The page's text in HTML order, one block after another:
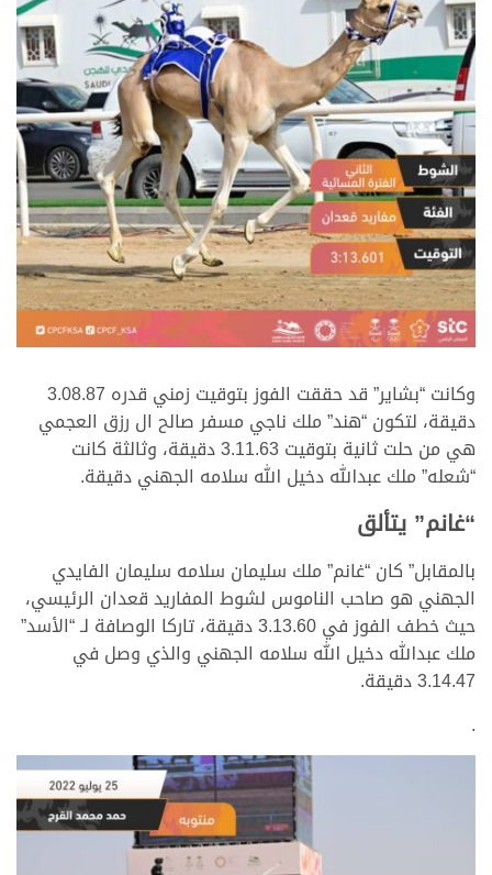
وكانت “بشاير” قد حققت الفوز بتوقيت زمني قدره 3.08.87
دقيقة، لتكون “هند” ملك ناجي مسفر صالح ال رزق العجمي
هي من حلت ثانية بتوقيت 3.11.63 دقيقة، وثالثة كانت
“شعله” ملك عبدالله دخيل الله سلامه الجهني دقيقة.
“غانم” يتألق
بالمقابل” كان “غانم” ملك سليمان سلامه سليمان الفايدي
الجهني هو صاحب الناموس لشوط المفاريد قعدان الرئيسي،
حيث خطف الفوز في 3.13.60 دقيقة، تاركا الوصافة لـ “الأسد”
ملك عبدالله دخيل الله سلامه الجهني والذي وصل في
3.14.47 دقيقة.
.